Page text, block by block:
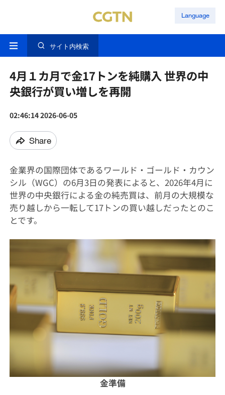
Language
サイト内検索
4月１カ月で金17トンを純購入 世界の中
央銀行が買い増しを再開
02:46:14 2026-06-05
Share
金業界の国際団体であるワールド・ゴールド・カウン
シル（WGC）の6月3日の発表によると、2026年4月に
世界の中央銀行による金の純売買は、前月の大規模な
売り越しから一転して17トンの買い越しだったとのこ
とです。
金準備